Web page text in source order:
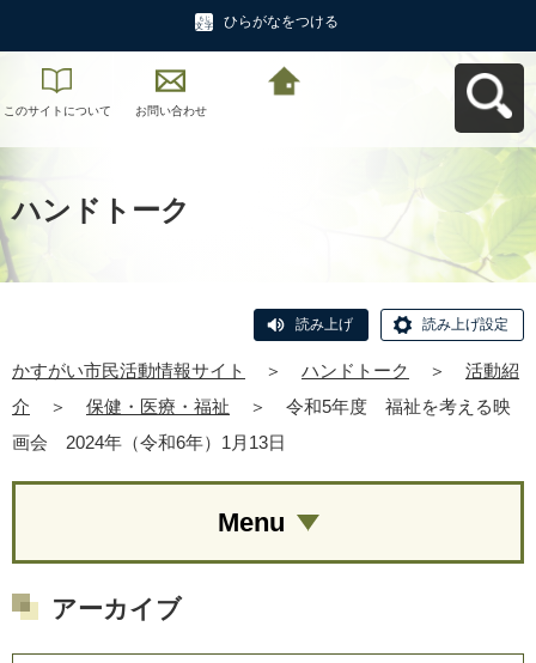
ひらがなをつける
このサイトについて お問い合わせ
ハンドトーク
読み上げ 読み上げ設定
かすがい市民活動情報サイト ＞ ハンドトーク ＞
活動紹
介
＞ 保健・医療・福祉 ＞
令和5年度 福祉を考える映
画会 2024年（令和6年）1月13日
Menu
アーカイブ